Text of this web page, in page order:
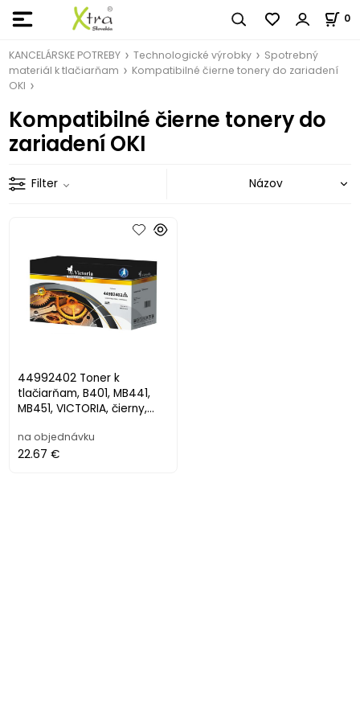
0
KANCELÁRSKE POTREBY Technologické výrobky
Spotrebný
materiál k tlačiarňam
Kompatibilné čierne tonery do zariadení
OKI
Kompatibilné čierne tonery do
zariadení OKI
Filter
44992402 Toner k
tlačiarňam, B401, MB441,
MB451, VICTORIA, čierny,
na objednávku
22.67 €